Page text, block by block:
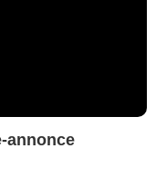
annonce